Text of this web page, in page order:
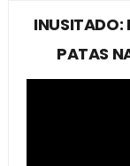
INUSITADO:
PATAS